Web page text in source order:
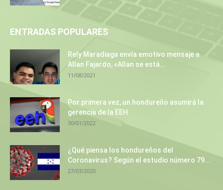
ENTRADAS POPULARES
Rely Maradiaga envía emotivo mensaje a
Allan Fajardo, «Allan se está...
11/08/2021
Por primera vez, un hondureño asumirá la
gerencia de la EEH
30/01/2022
¿Qué piensa los hondureños del
Coronavirus? Según el estudio número 79...
27/03/2020